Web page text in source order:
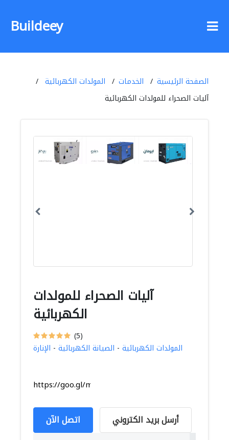
Buildeey
الصفحة الرئيسية الخدمات
المولدات الكهربائية
آليات الصحراء للمولدات الكهربائية
آليات الصحراء للمولدات
الكهربائية
(5)
المولدات الكهربائية - الصيانة الكهربائية - الإنارة
https://goo.gl/maps/auJ2giy7GiBcFPFdA
اتصل الآن أرسل بريد الكتروني